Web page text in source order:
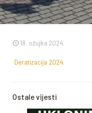
18. ožujka 2024.
Deratizacija 2024.
Ostale vijesti